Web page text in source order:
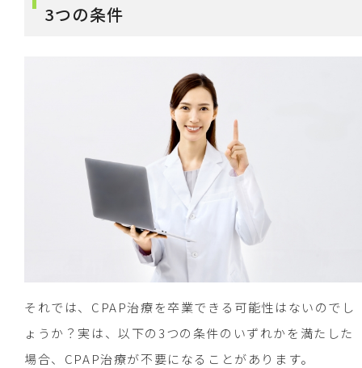
3つの条件
それでは、CPAP治療を卒業できる可能性はないのでし
ょうか？実は、以下の3つの条件のいずれかを満たした
場合、CPAP治療が不要になることがあります。